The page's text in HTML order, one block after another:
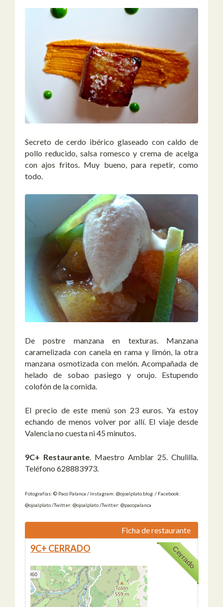
Secreto de cerdo ibérico glaseado con caldo de
pollo reducido, salsa romesco y crema de acelga
con ajos fritos. Muy bueno, para repetir, como
todo.
De postre manzana en texturas. Manzana
caramelizada con canela en rama y limón, la otra
manzana osmotizada con melón. Acompañada de
helado de sobao pasiego y orujo. Estupendo
colofón de la comida.
El precio de este menú son 23 euros. Ya estoy
echando de menos volver por allí. El viaje desde
Valencia no cuesta ni 45 minutos.
9C+ Restaurante. Maestro Amblar 25. Chulilla.
Teléfono 628883973.
Fotografías: © Paco Palanca / Instagram: @ojoalplato.blog / Facebook:
@ojoalplato /Twitter: @ojoalplato /Twitter: @pacopalanca
Ficha de restaurante
9C+ CERRADO Cerrado